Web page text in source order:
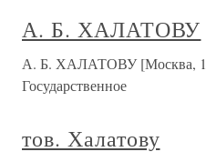
А. Б. ХАЛАТОВУ
А. Б. ХАЛАТОВУ [Москва,
Государственное
тов. Халатову